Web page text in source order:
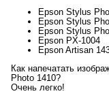
Epson Stylus
Epson Stylus
Epson Stylus
Epson PX-1004
Epson Artisan
Как напечатать
Photo 1410?
Очень легко!